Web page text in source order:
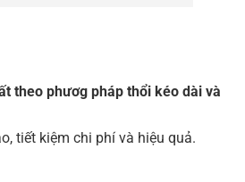
theo phươg pháp thổi kéo dài và
tiết kiệm chi phí và hiệu quả.